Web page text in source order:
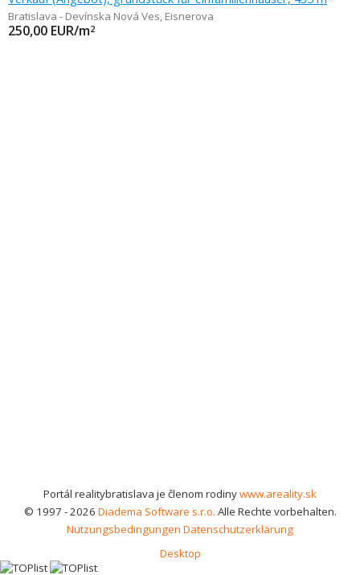
Bratislava - Devínska Nová Ves, Eisnerova
250,00 EUR/m2
Portál realitybratislava je členom rodinywww.areality.sk
© 1997 - 2026 Diadema Software s.r.o. Alle Rechte vorbehalten.
Nutzungsbedingungen Datenschutzerklärung
Desktop